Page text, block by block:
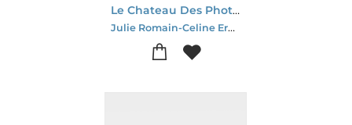
Le Chateau Des Photographes : Caen
Julie Romain-Celine Ernaelsteen